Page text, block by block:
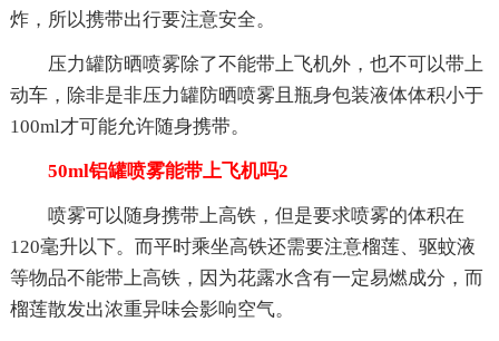
炸，所以携带出行要注意安全。
压力罐防晒喷雾除了不能带上飞机外，也不可以带上
动车，除非是非压力罐防晒喷雾且瓶身包装液体体积小于
100ml才可能允许随身携带。
50ml铝罐喷雾能带上飞机吗2
喷雾可以随身携带上高铁，但是要求喷雾的体积在
120毫升以下。而平时乘坐高铁还需要注意榴莲、驱蚊液
等物品不能带上高铁，因为花露水含有一定易燃成分，而
榴莲散发出浓重异味会影响空气。